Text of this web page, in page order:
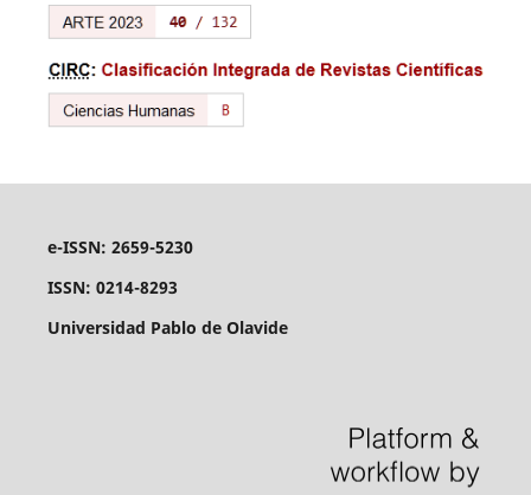
e-ISSN: 2659-5230
ISSN: 0214-8293
Universidad Pablo de Olavide